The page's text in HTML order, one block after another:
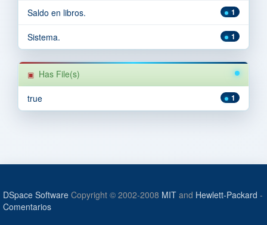
1
Saldo en libros.
1
Sistema.
Has File(s)
1
true
DSpace Software Copyright © 2002-2008 MIT and Hewlett-Packard -
Comentarios